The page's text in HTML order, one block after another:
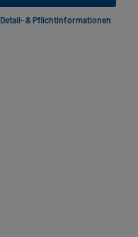
Detail- & Pflichtinformationen